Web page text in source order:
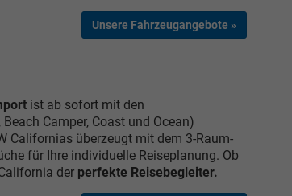
Unsere Fahrzeugangebote »
ist ab sofort mit den
Camper, Coast und Ocean)
Californias überzeugt mit dem 3-Raum-
für Ihre individuelle Reiseplanung. Ob
der perfekte Reisebegleiter.